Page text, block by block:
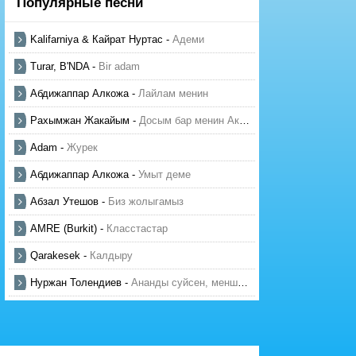
Kalifarniya & Кайрат Нуртас - Адеми
Turar, B'NDA- Bir adam
Абдижаппар Алкожа- Лайлам менин
Рахымжан Жакайым - Досым бар менин Актауда
Adam - Журек
Абдижаппар Алкожа- Умыт деме
Абзал Утешов - Биз жолыгамыз
AMRE (Burkit) - Класстастар
Qarakesek - Калдыру
Нуржан Толендиев - Ананды суйсен, менше суй